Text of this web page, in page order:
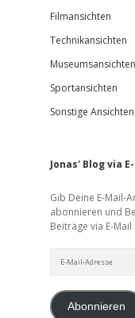
Filmansichten
Technikansichten
Museumsansichten
Sportansichten
Sonstige Ansichten
Jonas' Blog via
Gib Deine E-Mail-
abonnieren und
Beiträge via E-
Mail-
Abonnieren